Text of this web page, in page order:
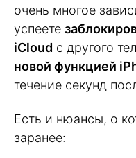
очень многое
успеете
iCloud с другого
новой функцией
течение секунд
Есть и нюансы, о
заранее: